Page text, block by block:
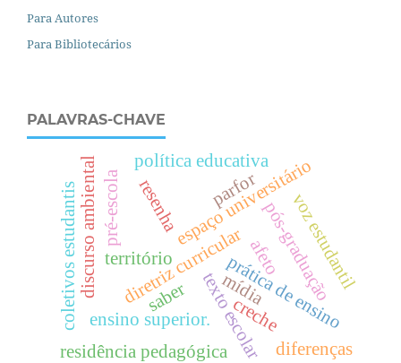
Para Autores
Para Bibliotecários
PALAVRAS-CHAVE
resenha
território
diretriz curricularprática de ensino
texto escolar
espaço universitário
pós-graduação
saber
política educativa
discurso ambiental mídia
residência pedagógica
parfor
voz estudantil
pré-escola
creche
ensino superior.
coletivos estudantis
diferenças
afeto